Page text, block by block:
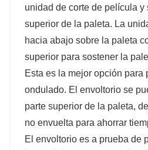
unidad de corte de película
superior de la paleta. La
hacia abajo sobre la paleta
superior para sostener la
Esta es la mejor opción para
ondulado. El envoltorio se
parte superior de la paleta,
no envuelta para ahorrar
El envoltorio es a prueba de